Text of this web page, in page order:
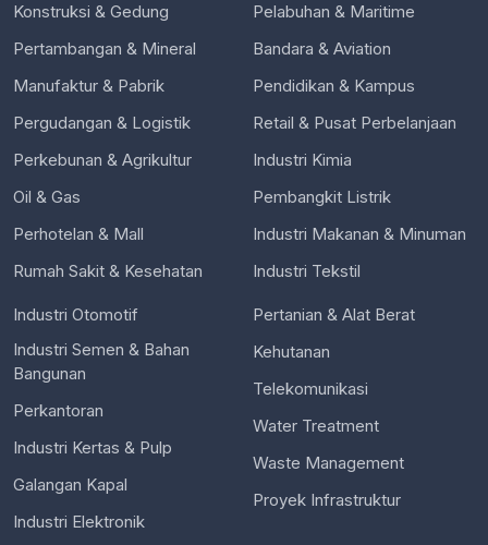
Konstruksi & Gedung
Pertambangan & Mineral
Manufaktur & Pabrik
Pergudangan & Logistik
Perkebunan & Agrikultur
Oil & Gas
Perhotelan & Mall
Rumah Sakit & Kesehatan
Pelabuhan & Maritime
Bandara & Aviation
Pendidikan & Kampus
Retail & Pusat Perbelanjaan
Industri Kimia
Pembangkit Listrik
Industri Makanan & Minuman
Industri Tekstil
Industri Otomotif
Industri Semen & Bahan
Bangunan
Perkantoran
Industri Kertas & Pulp
Galangan Kapal
Industri Elektronik
Pertanian & Alat Berat
Kehutanan
Telekomunikasi
Water Treatment
Waste Management
Proyek Infrastruktur